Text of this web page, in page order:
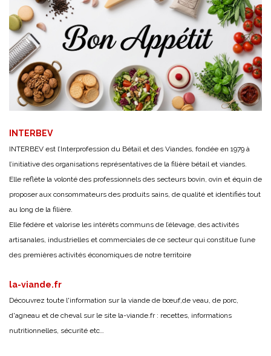
INTERBEV
INTERBEV est l’Interprofession du Bétail et des Viandes, fondée en 1979 à
l’initiative des organisations représentatives de la filière bétail et viandes.
Elle reflète la volonté des professionnels des secteurs bovin, ovin et équin de
proposer aux consommateurs des produits sains, de qualité et identifiés tout
au long de la filière.
Elle fédère et valorise les intérêts communs de l’élevage, des activités
artisanales, industrielles et commerciales de ce secteur qui constitue l’une
des premières activités économiques de notre territoire
la-viande.fr
Découvrez toute l'information sur la viande de bœuf,de veau, de porc,
d'agneau et de cheval sur le site la-viande.fr: recettes, informations
nutritionnelles, sécurité etc…